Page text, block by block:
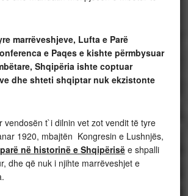
marrëveshjeve, Lufta e Parë
e Paqes e kishte përmbysuar
Shqipëria ishte coptuar
dhe shteti shqiptar nuk ekzistonte
vendosën t`i dilnin vet zot vendit të tyre
1920, mbajtën Kongresin e Lushnjës,
në historinë e Shqipërisëe shpalli
dhe që nuk i njihte marrëveshjet e